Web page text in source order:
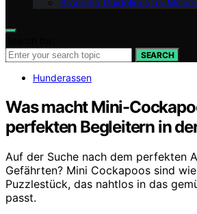
SEARCH
Hunderassen
Was macht Mini-
perfekten Begleitern in
Auf der Suche nach dem perfekten
Gefährten? Mini Cockapoos sind
Puzzlestück, das nahtlos in das
passt.